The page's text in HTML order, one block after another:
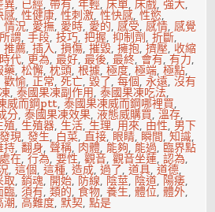
異, 已經,帶有,年輕,床單,床戲,強大,
感,性健康,性刺激,性快感,性慾,
情況, 愛撫, 愛時, 愛的,感受,感情,感覺
所謂,手段,技巧,把握,抑制劑,折斷,
推薦,插入,損傷,摧毀,擁抱,擠壓, 收縮
時代, 更為,最好,最後,最終, 會有,有力,
藥,松懈,枕頭,根據,極度,極端,極點,
歡愉,正常,死亡,毀了,每個,永遠,沒有
,泰國果凍副作用,泰國果凍吃法,
威而鋼ptt,泰國果凍威而鋼哪裡買,
分,泰國果凍效果,液態威購買,溫存,
殖,生殖器,生活,生理, 用來, 由性, 男下
發現,發生, 白菜,直接, 眼睛, 瞬間,知識,
持,翻身,聲稱, 肉體,能夠,能過, 臨界點
處在,行為,要性,觀音,觀音坐蓮,認為,
,這個,這種,造成,過了,道具,道德,
取,銷魂, 開始, 防線, 陰莖, 陰道, 陽痿,
臨,須有,類的,食物,養生,體位,體外,
潮,高難度, 默契,點是